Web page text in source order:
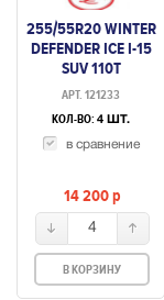
255/55R20 WINTER
DEFENDER ICE I-15
SUV 110T
НЕШИПУЕМАЯ
АРТ. 121233
КОЛ-ВО: 4 ШТ.
в сравнение
14 200p
4
В КОРЗИНУ